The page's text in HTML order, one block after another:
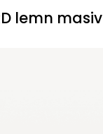
lemn masiv